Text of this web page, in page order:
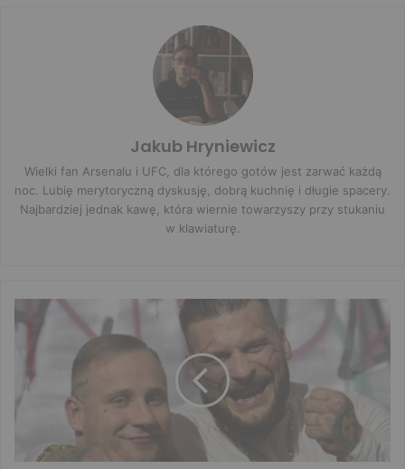
Jakub Hryniewicz
Wielki fan Arsenalu i UFC, dla którego gotów jest zarwać każdą
noc. Lubię merytoryczną dyskusję, dobrą kuchnię i długie spacery.
Najbardziej jednak kawę, która wiernie towarzyszy przy stukaniu
w klawiaturę.